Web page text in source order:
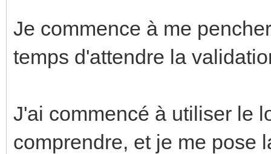
Je commence à me
temps d'attendre la
J'ai commencé à utiliser le
comprendre, et je me pose